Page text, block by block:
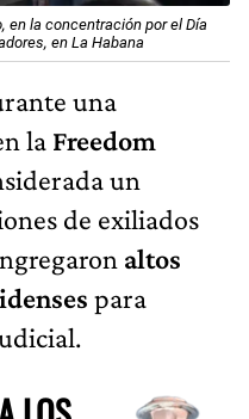
en la concentración por el Día
en La Habana
una
la Freedom
un
de exiliados
altos
para